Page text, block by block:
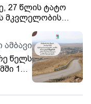
27 წლის ტატო
მკვლელობის
ამბავი
წელს
13.5